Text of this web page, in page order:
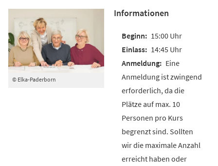
© Elka-Paderborn
Informationen
15:00 Uhr
14:45 Uhr
Eine
Anmeldung ist zwingend
erforderlich, da die
Plätze auf max. 10
Personen pro Kurs
begrenzt sind. Sollten
wir die maximale Anzahl
erreicht haben oder